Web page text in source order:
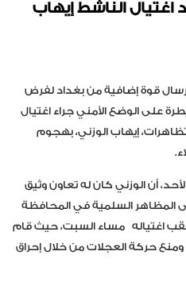
الناشط إيهاب
قوة إضافية من بغداد لفرض
على الوضع الأمني جراء اغتيال
إيهاب الوزني، بهجوم
أن الوزني كان له تعاون وثيق
المظاهر السلمية في المحافظة
اغتياله مساء السبت، حيث قام
حركة العجلات من خلال إحراق